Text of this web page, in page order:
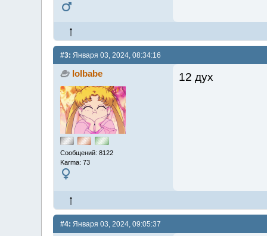
#3: Января 03, 2024, 08:34:16
lolbabe
Сообщений: 8122
Karma: 73
12 дух
#4: Января 03, 2024, 09:05:37